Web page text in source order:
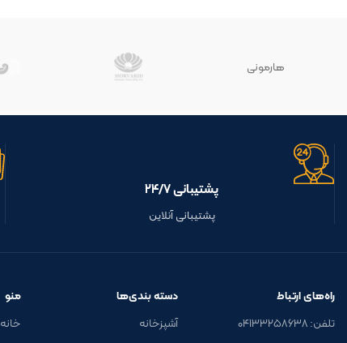
هارمونی
پشتیبانی ۲۴/۷
پشتیبانی آنلاین
راه‌های ارتباط
تلفن: ۰۴۱۳۳۲۵۸۶۳۸
دسته بندی‌ها
آشپزخانه
منو
خانه